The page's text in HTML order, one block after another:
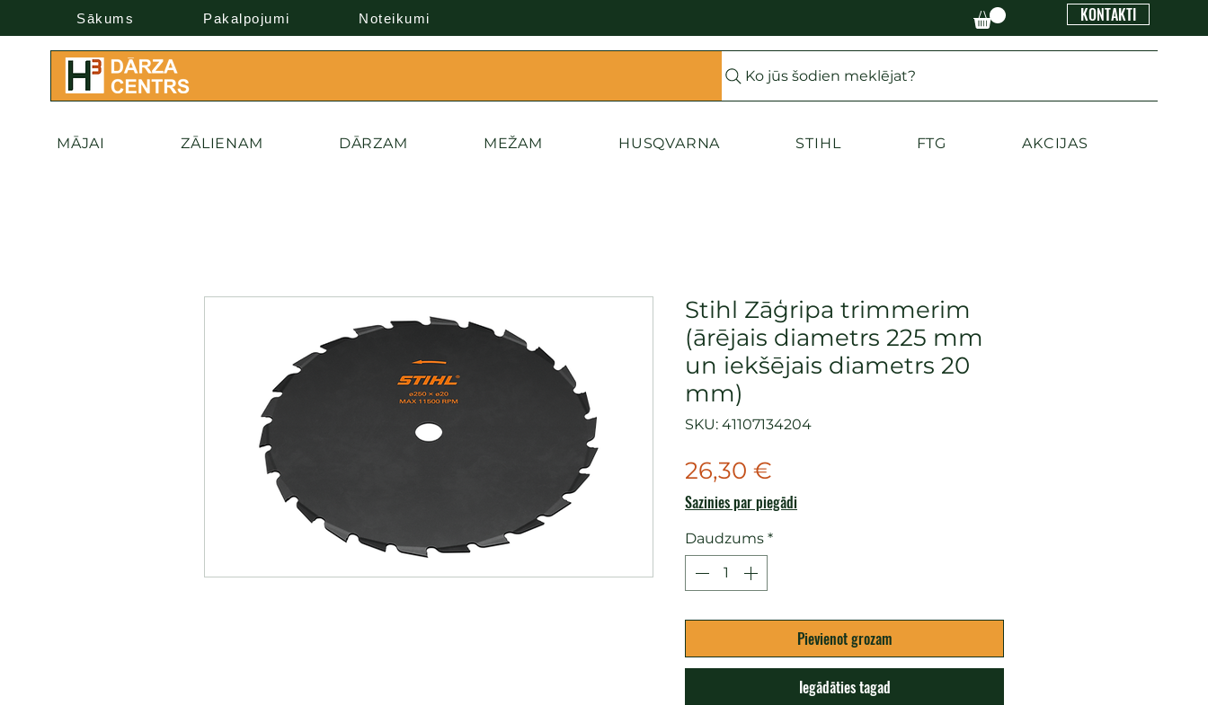
Sākums Pakalpojumi Noteikumi KONTAKTI
Ko jūs šodien meklējat?
MĀJAI ZĀLIENAM DĀRZAM MEŽAM HUSQVARNA STIHL FTG AKCIJAS
Stihl Zāģripa trimmerim
(ārējais diametrs 225 mm
un iekšējais diametrs 20
mm)
SKU: 41107134204
26,30 €
Sazinies par piegādi
Daudzums *
Pievienot grozam
Iegādāties tagad